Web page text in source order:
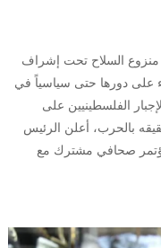
السلاح تحت إشراف
على دورها حتى سياسياً في
الفلسطينيين على
بالحرب، أعلن الرئيس
صحافي مشترك مع